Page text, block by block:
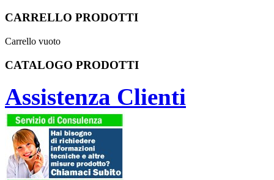
CARRELLO PRODOTTI
Carrello vuoto
CATALOGO PRODOTTI
Assistenza Clienti